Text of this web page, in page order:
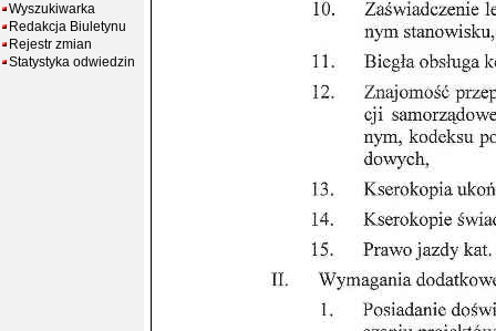
Wyszukiwarka
Redakcja Biuletynu
Rejestr zmian
Statystyka odwiedzin